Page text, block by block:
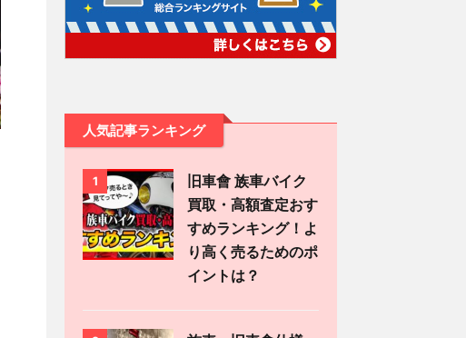
人気記事ランキング
1
旧車會 族車バイク
買取・高額査定おす
すめランキング！よ
り高く売るためのポ
イントは？